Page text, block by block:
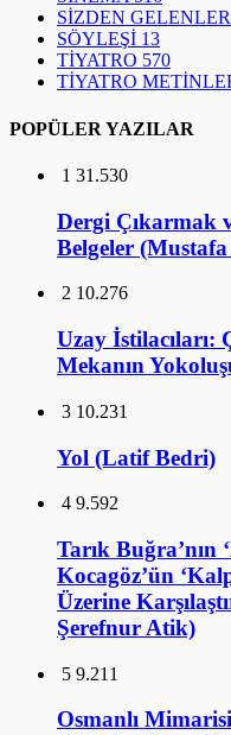
SİZDEN GELENLER
SÖYLEŞİ 13
TİYATRO 570
TİYATRO
POPÜLER YAZILAR
1 31.530
Dergi Çıkarmak
Belgeler
2 10.276
Uzay İstilacıları:
Mekanın
3 10.231
Yol (Latif Bedri)
4 9.592
Tarık Buğra’nın
Kocagöz’ün
Üzerine
Şerefnur Atik)
5 9.211
Osmanlı